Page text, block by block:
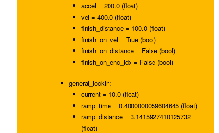
accel = 200.0 (float)
vel = 400.0 (float)
finish_distance = 100.0 (float)
finish_on_vel = True (bool)
finish_on_distance = False (bool)
finish_on_enc_idx = False (bool)
general_lockin:
current = 10.0 (float)
ramp_time = 0.4000000059604645 (float)
ramp_distance = 3.1415927410125732
(float)